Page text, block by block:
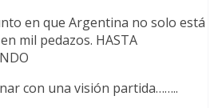
en que Argentina no solo está
mil pedazos. HASTA
con una visión partida……..